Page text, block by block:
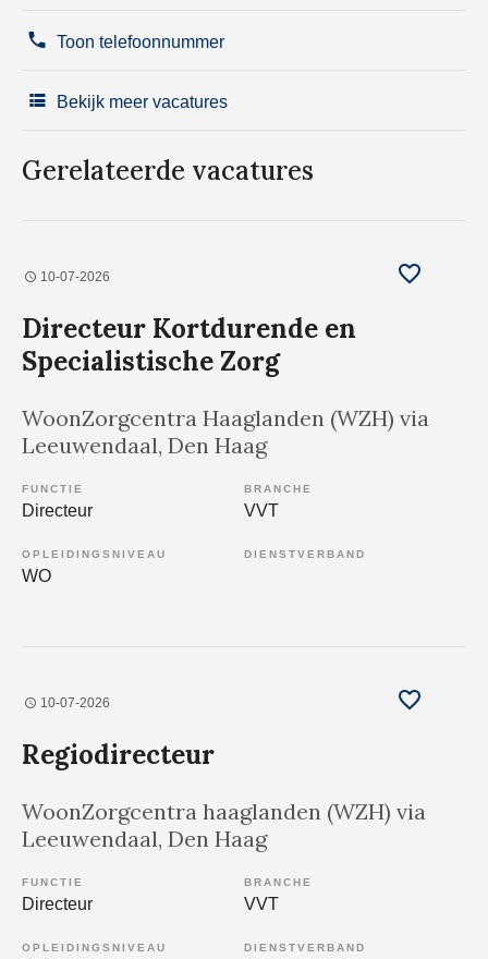
Toon telefoonnummer
Bekijk meer vacatures
Gerelateerde vacatures
10-07-2026
Directeur Kortdurende en
Specialistische Zorg
WoonZorgcentra Haaglanden (WZH) via
Leeuwendaal, Den Haag
FUNCTIE
Directeur
BRANCHE
VVT
OPLEIDINGSNIVEAU
WO
DIENSTVERBAND
10-07-2026
Regiodirecteur
WoonZorgcentra haaglanden (WZH) via
Leeuwendaal, Den Haag
FUNCTIE
Directeur
BRANCHE
VVT
OPLEIDINGSNIVEAU DIENSTVERBAND